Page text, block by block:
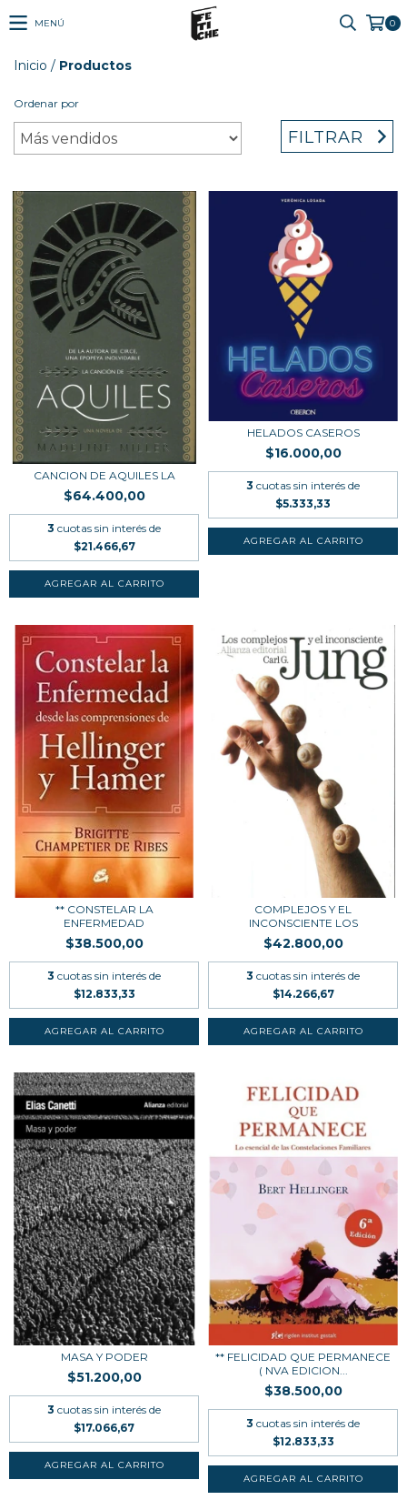
MENÚ 0
Inicio / Productos
Ordenar por
FILTRAR
CANCION DE AQUILES LA
$64.400,00
3 cuotas sin interés de
$21.466,67
HELADOS CASEROS
$16.000,00
3 cuotas sin interés de
$5.333,33
** CONSTELAR LA
ENFERMEDAD
$38.500,00
3 cuotas sin interés de
$12.833,33
COMPLEJOS Y EL
INCONSCIENTE LOS
$42.800,00
3 cuotas sin interés de
$14.266,67
MASA Y PODER
$51.200,00
3 cuotas sin interés de
$17.066,67
** FELICIDAD QUE PERMANECE
( NVA EDICION...
$38.500,00
3 cuotas sin interés de
$12.833,33